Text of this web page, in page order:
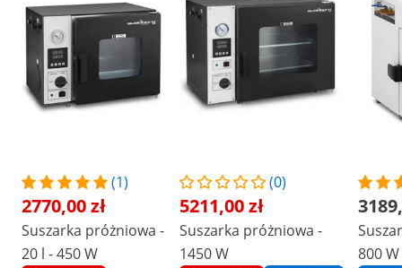
(1)
2770,00 zł
Suszarka próżniowa -
20 l - 450 W
(0)
5211,00 zł
Suszarka próżniowa -
1450 W
800